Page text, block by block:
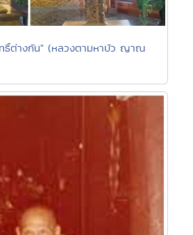
ธิ์ต่างกัน" (หลวงตามหาบัว ญาณ